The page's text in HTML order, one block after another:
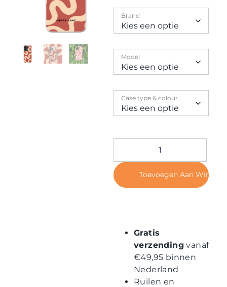
Contact
Brand
Model
Case type & colour
Toevoegen Aan
Gratis
verzending vanaf
€49,95 binnen
Nederland
Ruilen en